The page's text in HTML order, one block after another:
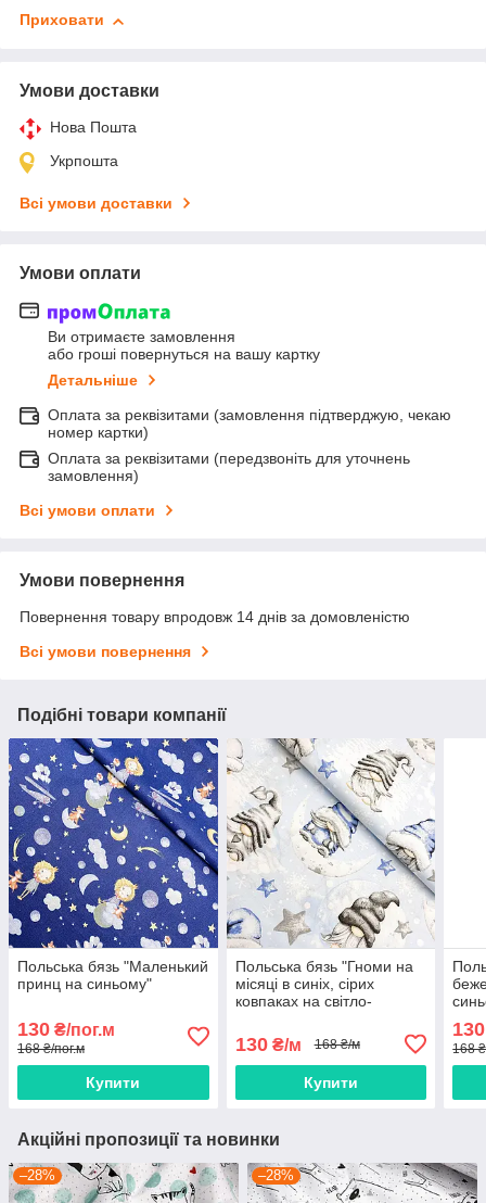
Приховати
Умови доставки
Нова Пошта
Укрпошта
Всі умови доставки
Умови оплати
Ви отримаєте замовлення
або гроші повернуться на вашу картку
Детальніше
Оплата за реквізитами (замовлення підтверджую, чекаю
номер картки)
Оплата за реквізитами (передзвоніть для уточнень
замовлення)
Всі умови оплати
Умови повернення
Повернення товару впродовж 14 днів за домовленістю
Всі умови повернення
Подібні товари компанії
Польська бязь "Маленький
принц на синьому"
130 ₴/пог.м
168 ₴/пог.м
Купити
Польська бязь "Гноми на
місяці в синіх, сірих
ковпаках на світло-
130₴/м 168 ₴/м
Купити
130
168
Акційні пропозиції та новинки
–28% –28%